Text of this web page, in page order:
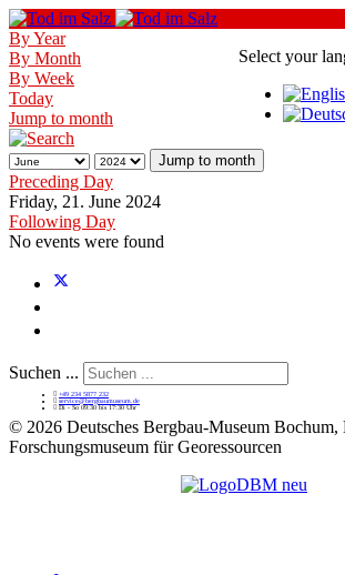
Select your
By Year
By Month
By Week
Today
Jump to month
Jump to month
Preceding Day
Friday, 21. June 2024
Following Day
No events were found
Suchen ...
+49 234 5877 232
service@bergbaumuseum.de
Di - So 09:30 bis 17:30 Uhr
© 2026 Deutsches Bergbau-Museum
Forschungsmuseum für Georessourcen